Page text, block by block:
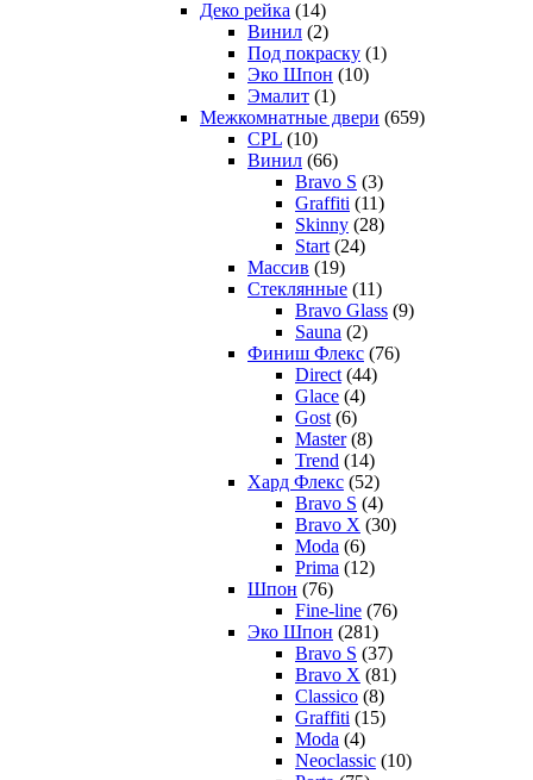
Деко рейка (14)
Винил (2)
Под покраску (1)
Эко Шпон (10)
Эмалит (1)
Межкомнатные двери (659)
CPL (10)
Винил (66)
Bravo S (3)
Graffiti (11)
Skinny (28)
Start (24)
Массив (19)
Стеклянные (11)
Bravo Glass (9)
Sauna (2)
Финиш Флекс (76)
Direct (44)
Glace (4)
Gost (6)
Master (8)
Trend (14)
Хард Флекс (52)
Bravo S (4)
Bravo X (30)
Moda (6)
Prima (12)
Шпон (76)
Fine-line (76)
Эко Шпон (281)
Bravo S (37)
Bravo X (81)
Classico (8)
Graffiti (15)
Moda (4)
Neoclassic (10)